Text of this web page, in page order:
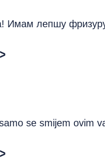
Имам лепшу фризуру
se smijem ovim